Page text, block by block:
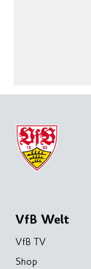
VfB Welt
VfB TV
Shop